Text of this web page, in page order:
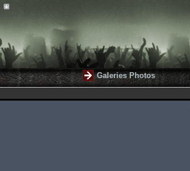
Galeries Photos